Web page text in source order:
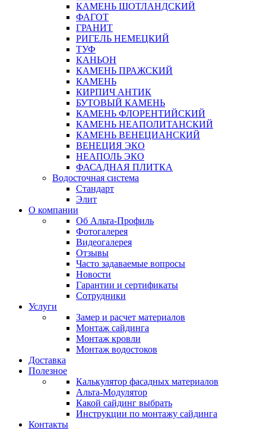
КАМЕНЬ ШОТЛАНДСКИЙ
ФАГОТ
ГРАНИТ
РИГЕЛЬ НЕМЕЦКИЙ
ТУФ
КАНЬОН
КАМЕНЬ ПРАЖСКИЙ
КАМЕНЬ
КИРПИЧ АНТИК
БУТОВЫЙ КАМЕНЬ
КАМЕНЬ ФЛОРЕНТИЙСКИЙ
КАМЕНЬ НЕАПОЛИТАНСКИЙ
КАМЕНЬ ВЕНЕЦИАНСКИЙ
ВЕНЕЦИЯ ЭКО
НЕАПОЛЬ ЭКО
ФАСАДНАЯ ПЛИТКА
Водосточная система
Стандарт
Элит
О компании
Об Альта-Профиль
Фотогалерея
Видеогалерея
Отзывы
Часто задаваемые вопросы
Новости
Гарантии и сертификаты
Сотрудники
Услуги
Замер и расчет материалов
Монтаж сайдинга
Монтаж кровли
Монтаж водостоков
Доставка
Полезное
Калькулятор фасадных материалов
Альта-Модулятор
Какой сайдинг выбрать
Инструкции по монтажу сайдинга
Контакты